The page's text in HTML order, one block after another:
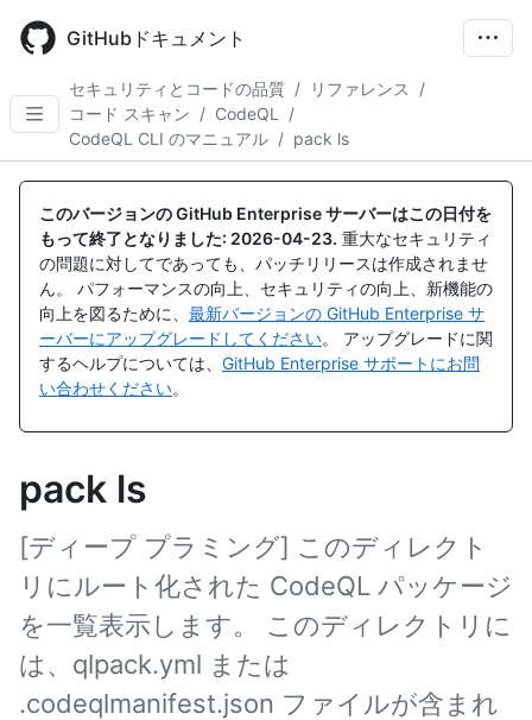
main
GitHubドキュメント
セキュリティとコードの品質 / リファレンス
/
コード スキャン / CodeQL
/
CodeQL CLI のマニュアル / pack ls
このバージョンの GitHub Enterprise サーバーはこの日付を
もって終了となりました: 2026-04-23. 重大なセキュリティ
の問題に対してであっても、パッチリリースは作成されませ
ん。 パフォーマンスの向上、セキュリティの向上、新機能の
向上を図るために、 最新バージョンの GitHub Enterprise サ
ーバーにアップグレードしてください。 アップグレードに関
するヘルプについては、 GitHub Enterprise サポートにお問
い合わせください。
pack ls
[ディープ プラミング] このディレクト
リにルート化された CodeQL パッケージ
を一覧表示します。 このディレクトリに
は、qlpack.yml または
.codeqlmanifest.json ファイルが含まれ